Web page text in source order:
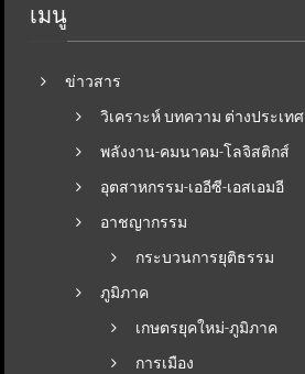
เมนู
ข่าวสาร
วิเคราะห์ บทความ ต่างประเทศ
พลังงาน-คมนาคม-โลจิสติกส์
อุตสาหกรรม-เออีซี-เอสเอมอี
อาชญากรรม
กระบวนการยุติธรรม
ภูมิภาค
เกษตรยุคใหม่-ภูมิภาค
การเมือง